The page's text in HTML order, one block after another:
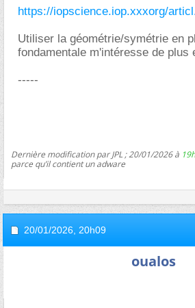
https://iopscience.iop.xxxorg/
Utiliser la géométrie/symétrie en
fondamentale m'intéresse de plus
-----
Dernière modification par JPL ; 20/01/2026 à
parce qu’il contient un adware
20/01/2026, 20h09
oualos